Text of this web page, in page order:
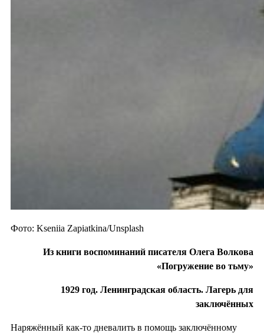
Фото: Kseniia Zapiatkina/Unsplash
Из книги воспоминаний писателя Олега Волкова
«Погружение во тьму»
1929 год. Ленинградская область. Лагерь для
заключённых
Наряжённый как-то дневалить в помощь заключённому